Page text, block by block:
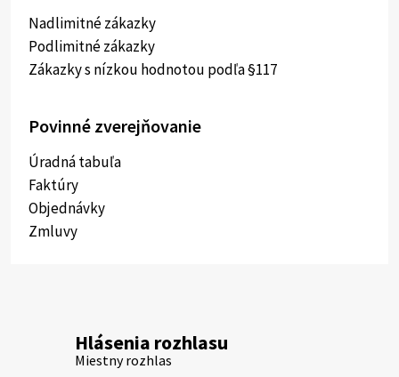
Nadlimitné zákazky
Podlimitné zákazky
Zákazky s nízkou hodnotou podľa §117
Povinné zverejňovanie
Úradná tabuľa
Faktúry
Objednávky
Zmluvy
Hlásenia rozhlasu
Miestny rozhlas